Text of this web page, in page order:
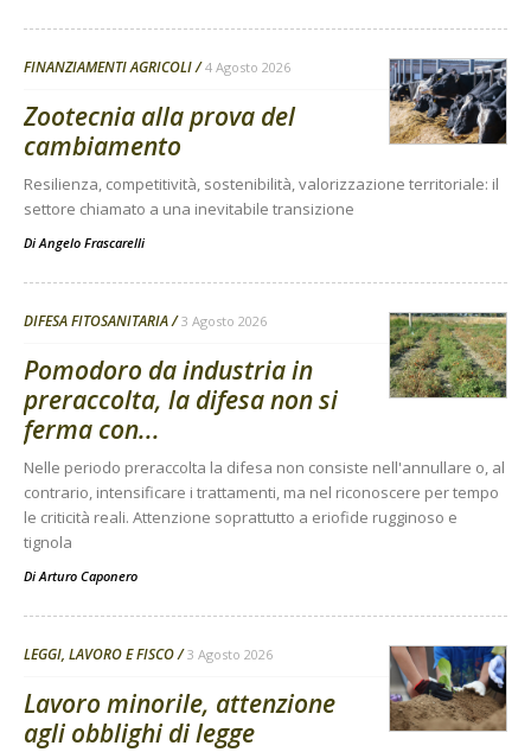
FINANZIAMENTI AGRICOLI 4 Agosto 2026
Zootecnia alla prova del
cambiamento
Resilienza, competitività, sostenibilità, valorizzazione territoriale: il
settore chiamato a una inevitabile transizione
DiAngelo Frascarelli
DIFESA FITOSANITARIA 3 Agosto 2026
Pomodoro da industria in
preraccolta, la difesa non si
ferma con...
Nelle periodo preraccolta la difesa non consiste nell'annullare o, al
contrario, intensificare i trattamenti, ma nel riconoscere per tempo
le criticità reali. Attenzione soprattutto a eriofide rugginoso e
tignola
DiArturo Caponero
LEGGI, LAVORO E FISCO 3 Agosto 2026
Lavoro minorile, attenzione
agli obblighi di legge